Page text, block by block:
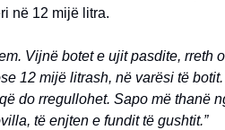
në 12 mijë litra.
Vijnë botet e ujit pasdite, rreth
12 mijë litrash, në varësi të
do rregullohet. Sapo më thanë
të enjten e fundit të gushtit.”